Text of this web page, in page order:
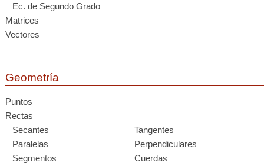
Ec. de Segundo Grado
Matrices
Vectores
Geometría
Puntos
Rectas
Secantes
Tangentes
Paralelas
Perpendiculares
Segmentos
Cuerdas